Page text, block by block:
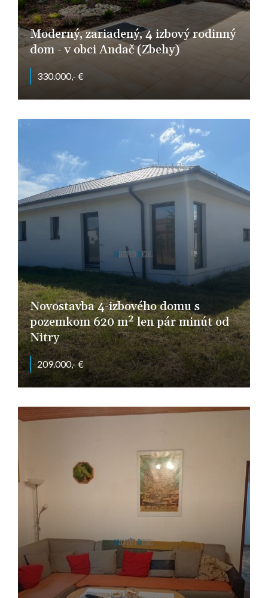
Moderný, zariadený, 4 izbový rodinný
dom - v obci Andač (Zbehy)
330.000,- €
Novostavba 4-izbového domu s
pozemkom 620 m² len pár minút od
Nitry
209.000,- €